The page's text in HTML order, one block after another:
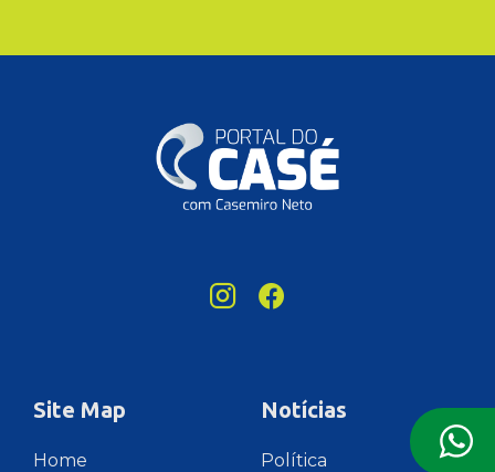
Site Map
Home
Notícias
Política